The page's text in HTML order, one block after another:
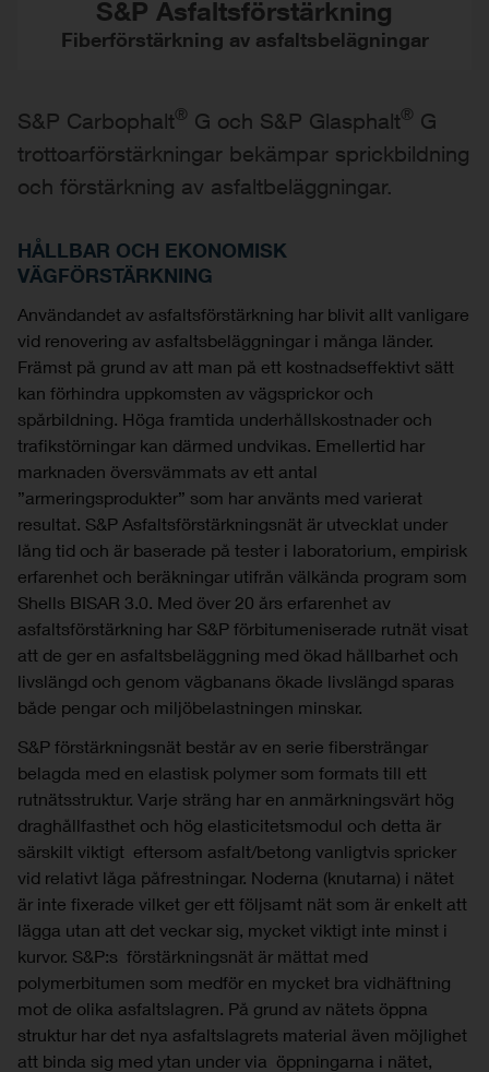
S&P Asfaltsförstärkning
Fiberförstärkning av asfaltsbelägningar
S&P Carbophalt® G och S&P Glasphalt® G
trottoarförstärkningar bekämpar sprickbildning
och förstärkning av asfaltbeläggningar.
HÅLLBAR OCH EKONOMISK
VÄGFÖRSTÄRKNING
Användandet av asfaltsförstärkning har blivit allt vanligare
vid renovering av asfaltsbeläggningar i många länder.
Främst på grund av att man på ett kostnadseffektivt sätt
kan förhindra uppkomsten av vägsprickor och
spårbildning. Höga framtida underhållskostnader och
trafikstörningar kan därmed undvikas. Emellertid har
marknaden översvämmats av ett antal
”armeringsprodukter” som har använts med varierat
resultat. S&P Asfaltsförstärkningsnät är utvecklat under
lång tid och är baserade på tester i laboratorium, empirisk
erfarenhet och beräkningar utifrån välkända program som
Shells BISAR 3.0. Med över 20 års erfarenhet av
asfaltsförstärkning har S&P förbitumeniserade rutnät visat
att de ger en asfaltsbeläggning med ökad hållbarhet och
livslängd och genom vägbanans ökade livslängd sparas
både pengar och miljöbelastningen minskar.
S&P förstärkningsnät består av en serie fibersträngar
belagda med en elastisk polymer som formats till ett
rutnätsstruktur. Varje sträng har en anmärkningsvärt hög
draghållfasthet och hög elasticitetsmodul och detta är
särskilt viktigt eftersom asfalt/betong vanligtvis spricker
vid relativt låga påfrestningar. Noderna (knutarna) i nätet
är inte fixerade vilket ger ett följsamt nät som är enkelt att
lägga utan att det veckar sig, mycket viktigt inte minst i
kurvor. S&P:s förstärkningsnät är mättat med
polymerbitumen som medför en mycket bra vidhäftning
mot de olika asfaltslagren. På grund av nätets öppna
struktur har det nya asfaltslagrets material även möjlighet
att binda sig med ytan under via öppningarna i nätet,